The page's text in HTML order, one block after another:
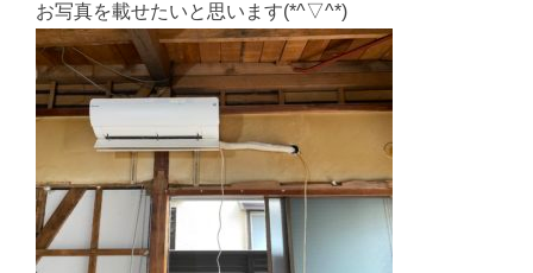
お写真を載せたいと思います(*^▽^*)